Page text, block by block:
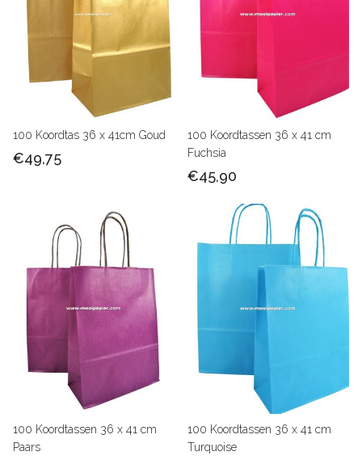
100 Koordtas 36 x 41cm Goud
€49,75
100 Koordtassen 36 x 41 cm
Fuchsia
€45,90
100 Koordtassen 36 x 41 cm
Paars
100 Koordtassen 36 x 41 cm
Turquoise